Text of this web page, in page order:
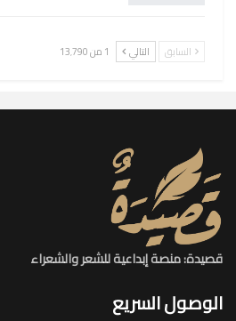
السابق التالي 1 من 13٬790
قصيدة: منصة إبداعية للشعر والشعراء
الوصول السريع